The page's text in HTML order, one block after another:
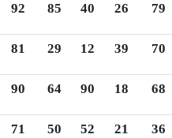
92 85 40 26 79
81 29 12 39 70
90 64 90 18 68
71 50 52 21 36